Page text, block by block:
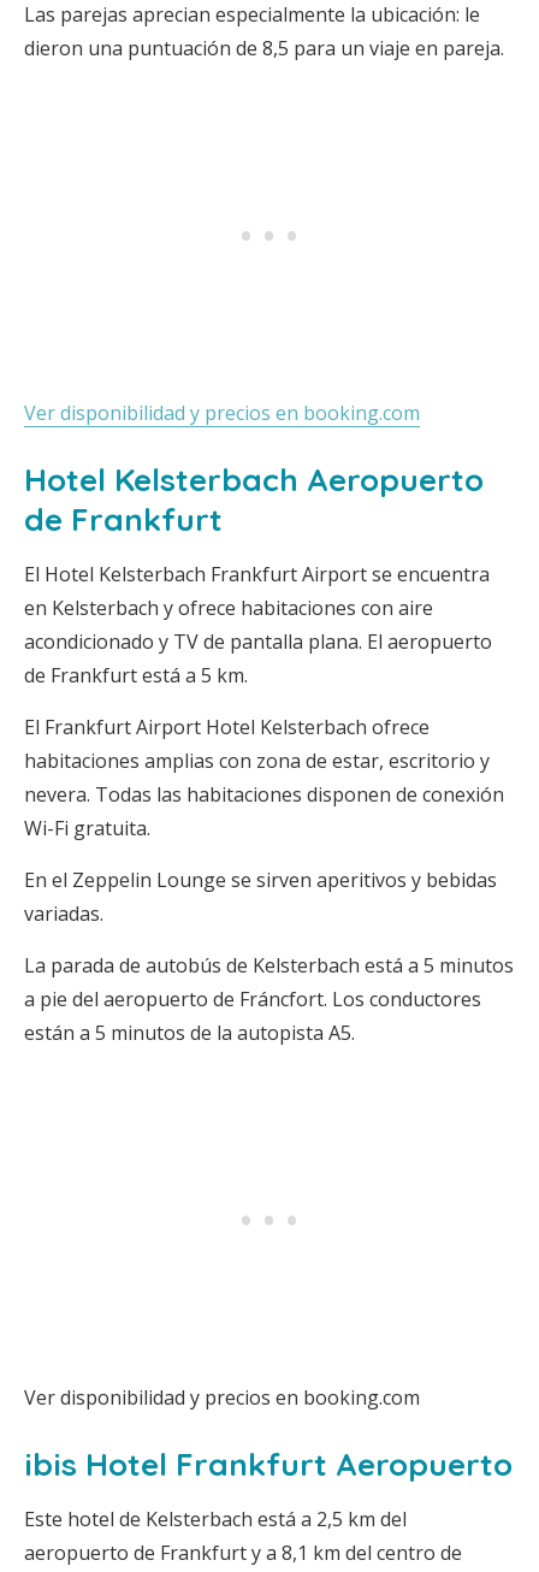
Las parejas aprecian especialmente la ubicación: le
dieron una puntuación de 8,5 para un viaje en pareja.
Ver disponibilidad y precios en booking.com
Hotel Kelsterbach Aeropuerto
de Frankfurt
El Hotel Kelsterbach Frankfurt Airport se encuentra
en Kelsterbach y ofrece habitaciones con aire
acondicionado y TV de pantalla plana. El aeropuerto
de Frankfurt está a 5 km.
El Frankfurt Airport Hotel Kelsterbach ofrece
habitaciones amplias con zona de estar, escritorio y
nevera. Todas las habitaciones disponen de conexión
Wi-Fi gratuita.
En el Zeppelin Lounge se sirven aperitivos y bebidas
variadas.
La parada de autobús de Kelsterbach está a 5 minutos
a pie del aeropuerto de Fráncfort. Los conductores
están a 5 minutos de la autopista A5.
Ver disponibilidad y precios en booking.com
ibis Hotel Frankfurt Aeropuerto
Este hotel de Kelsterbach está a 2,5 km del
aeropuerto de Frankfurt y a 8,1 km del centro de